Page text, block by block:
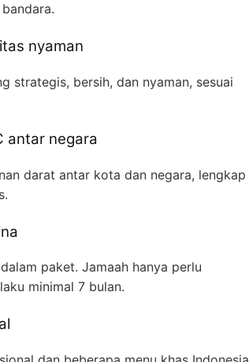
nyaman
strategis, bersih, dan nyaman, sesuai
antar negara
darat antar kota dan negara, lengkap
paket. Jamaah hanya perlu
minimal 7 bulan.